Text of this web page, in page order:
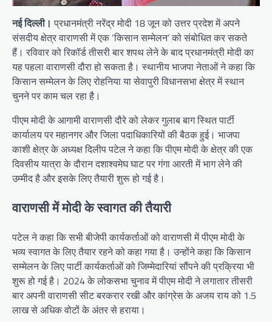
नई दिल्ली। प्रधानमंत्री नरेंद्र मोदी 18 जून को उत्तर प्रदेश में अपने
संसदीय क्षेत्र वाराणसी में एक ‘किसान सम्मेलन’ को संबोधित कर सकते
हैं। रविवार को रिकॉर्ड तीसरी बार शपथ लेने के बाद प्रधानमंत्री मोदी का
यह पहला वाराणसी दौरा हो सकता है। स्थानीय भाजपा नेताओं ने कहा कि
किसान सम्मेलन के लिए रोहनिया या सेवापुरी विधानसभा क्षेत्र में स्थान
चुनने पर काम चल रहा है।
पीएम मोदी के आगामी वाराणसी दौरे को लेकर गुलाब बाग स्थित पार्टी
कार्यालय पर महानगर और जिला पदाधिकारियों की बैठक हुई। भाजपा
काशी क्षेत्र के अध्यक्ष दिलीप पटेल ने कहा कि पीएम मोदी के क्षेत्र की एक
दिवसीय यात्रा के दौरान दशाश्वमेघ घाट पर गंगा आरती में भाग लेने की
उम्मीद है और इसके लिए तैयारी शुरू हो गई है।
वाराणसी में मोदी के स्वागत की तैयारी
पटेल ने कहा कि सभी बीजेपी कार्यकर्ताओं को वाराणसी में पीएम मोदी के
भव्य स्वागत के लिए तैयार रहने को कहा गया है। उन्होंने कहा कि किसान
सम्मेलन के लिए पार्टी कार्यकर्ताओं को जिम्मेदारियां सौंपने की प्रक्रिया भी
शुरू हो गई है। 2024 के लोकसभा चुनाव में पीएम मोदी ने लगातार तीसरी
बार अपनी वाराणसी सीट बरकरार रखी और कांग्रेस के अजय राय को 1.5
लाख से अधिक वोटों के अंतर से हराया।